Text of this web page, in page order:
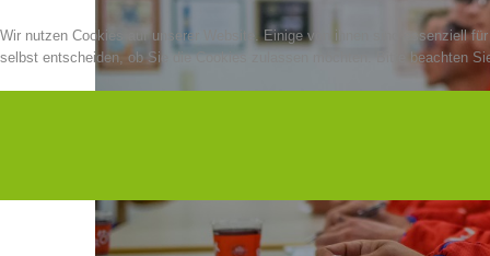
Wir nutzen Cookies auf unserer Website. Einige von ihnen sind essenziell
selbst entscheiden, ob Sie die Cookies zulassen möchten. Bitte beachten